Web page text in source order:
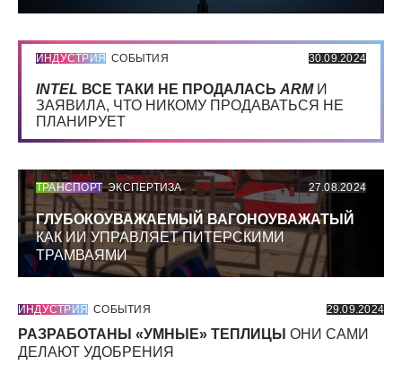
ИНДУСТРИЯ СОБЫТИЯ 30.09.2024
INTEL ВСЕ ТАКИ НЕ ПРОДАЛАСЬ ARMИ
ЗАЯВИЛА, ЧТО НИКОМУ ПРОДАВАТЬСЯ НЕ
ПЛАНИРУЕТ
ТРАНСПОРТ ЭКСПЕРТИЗА 27.08.2024
ГЛУБОКОУВАЖАЕМЫЙ ВАГОНОУВАЖАТЫЙ
КАК ИИ УПРАВЛЯЕТ ПИТЕРСКИМИ
ТРАМВАЯМИ
ИНДУСТРИЯ СОБЫТИЯ 29.09.2024
РАЗРАБОТАНЫ «УМНЫЕ» ТЕПЛИЦЫ ОНИ САМИ
ДЕЛАЮТ УДОБРЕНИЯ